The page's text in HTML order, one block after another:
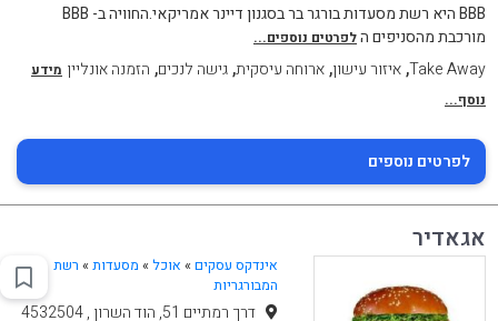
BBB היא רשת מסעדות בורגר בר בסגנון דיינר אמריקאי.החוויה ב- BBB
מורכבת מהסניפים הלפרטים נוספים...
Take Away
,איזור עישון,ארוחה עיסקית,גישה לנכים, הזמנה אונליין מידע
נוסף...
לפרטים נוספים
אגאדיר
אינדקס עסקים » אוכל» מסעדות» רשת
המבורגריות
דרך רמתיים 51, הוד השרון , 4532504